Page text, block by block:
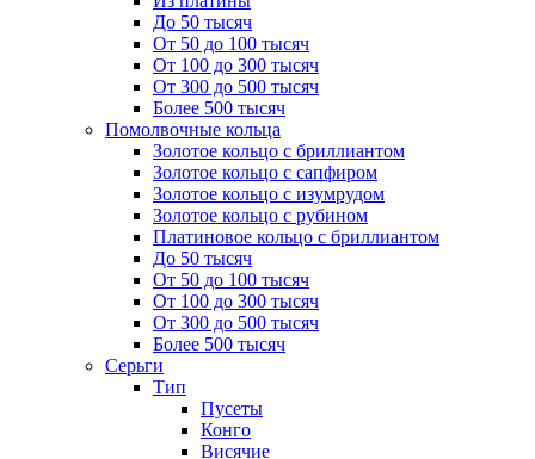
До 50 тысяч
От 50 до 100 тысяч
От 100 до 300 тысяч
От 300 до 500 тысяч
Более 500 тысяч
Помолвочные кольца
Золотое кольцо с бриллиантом
Золотое кольцо с сапфиром
Золотое кольцо с изумрудом
Золотое кольцо с рубином
Платиновое кольцо с бриллиантом
До 50 тысяч
От 50 до 100 тысяч
От 100 до 300 тысяч
От 300 до 500 тысяч
Более 500 тысяч
Серьги
Тип
Пусеты
Конго
Висячие